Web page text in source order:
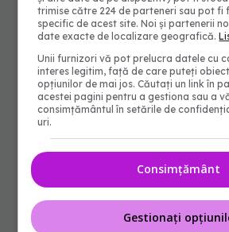
trimise către 224 de parteneri sau pot fi
specific de acest site. Noi și partenerii
date exacte de localizare geografică.
Unii furnizori vă pot prelucra datele cu
interes legitim, față de care puteți
opțiunilor de mai jos. Căutați un link în
acestei pagini pentru a gestiona sau a
consimțământul în setările de
uri.
Consimțământ
Gestionați